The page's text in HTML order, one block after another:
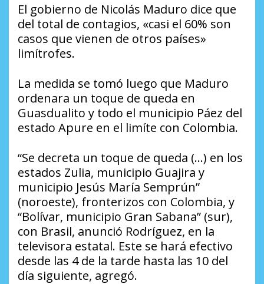
El gobierno de Nicolás Maduro dice que
del total de contagios, «casi el 60% son
casos que vienen de otros países»
limítrofes.
La medida se tomó luego que Maduro
ordenara un toque de queda en
Guasdualito y todo el municipio Páez del
estado Apure en el limíte con Colombia.
“Se decreta un toque de queda (…) en los
estados Zulia, municipio Guajira y
municipio Jesús María Semprún”
(noroeste), fronterizos con Colombia, y
“Bolívar, municipio Gran Sabana” (sur),
con Brasil, anunció Rodríguez, en la
televisora estatal. Este se hará efectivo
desde las 4 de la tarde hasta las 10 del
día siguiente, agregó.